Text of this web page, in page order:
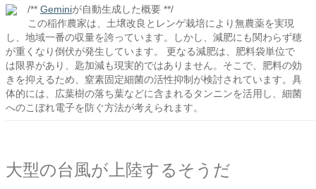
/** Geminiが自動生成した概要 **/
この稲作農家は、土壌改良とレンゲ栽培により無農薬を実現
し、地域一番の収量を誇っています。しかし、減肥にも関わらず穂
が重くなり倒伏が発生しています。 更なる減肥は、肥料袋単位で
は限界があり、匙加減も現実的ではありません。そこで、肥料の効
きを抑えるため、窒素固定細菌の活性抑制が検討されています。具
体的には、広葉樹の落ち葉などに含まれるタンニンを活用し、細菌
へのこぼれ電子を防ぐ方法が考えられます。
大型の台風が上陸するそうだ